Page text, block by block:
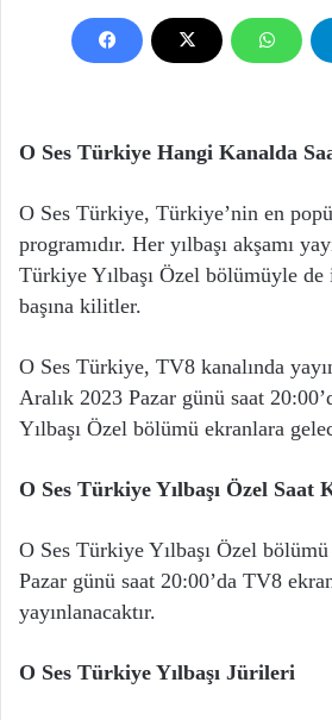
O Ses Türkiye Hangi Kanalda
O Ses Türkiye, Türkiye’nin en
programıdır. Her yılbaşı akşamı
Türkiye Yılbaşı Özel bölümüyle
başına kilitler.
O Ses Türkiye, TV8 kanalında
Aralık 2023 Pazar günü saat
Yılbaşı Özel bölümü ekranlara
O Ses Türkiye Yılbaşı Özel Saat
O Ses Türkiye Yılbaşı Özel
Pazar günü saat 20:00’da TV8
yayınlanacaktır.
O Ses Türkiye Yılbaşı Jürileri